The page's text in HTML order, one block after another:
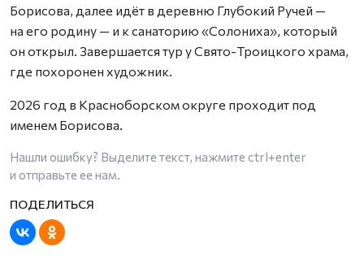
Борисова, далее идёт в деревню Глубокий Ручей —
на его родину — и к санаторию «Солониха», который
он открыл. Завершается тур у Свято-Троицкого храма,
где похоронен художник.
2026 год в Красноборском округе проходит под
именем Борисова.
Нашли ошибку? Выделите текст, нажмите ctrl+enter
и отправьте ее нам.